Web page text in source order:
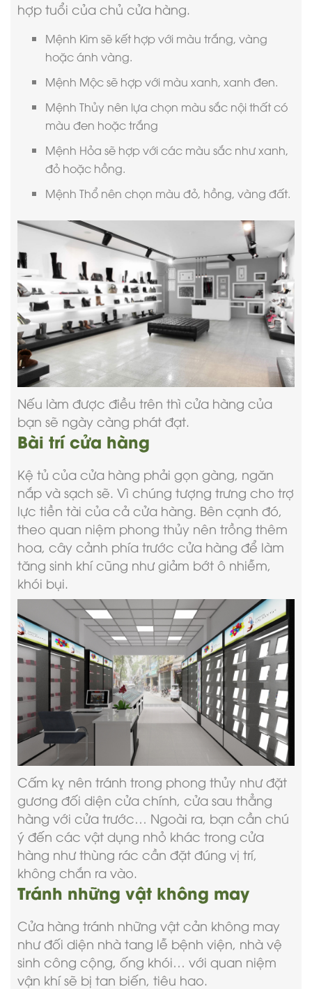
hợp tuổi của chủ cửa hàng.
Mệnh Kim sẽ kết hợp với màu trắng, vàng
hoặc ánh vàng.
Mệnh Mộc sẽ hợp với màu xanh, xanh đen.
Mệnh Thủy nên lựa chọn màu sắc nội thất có
màu đen hoặc trắng
Mệnh Hỏa sẽ hợp với các màu sắc như xanh,
đỏ hoặc hồng.
Mệnh Thổ nên chọn màu đỏ, hồng, vàng đất.
Nếu làm được điều trên thì cửa hàng của
bạn sẽ ngày càng phát đạt.
Bài trí cửa hàng
Kệ tủ của cửa hàng phải gọn gàng, ngăn
nắp và sạch sẽ. Vì chúng tượng trưng cho trợ
lực tiền tài của cả cửa hàng. Bên cạnh đó,
theo quan niệm phong thủy nên trồng thêm
hoa, cây cảnh phía trước cửa hàng để làm
tăng sinh khí cũng như giảm bớt ô nhiễm,
khói bụi.
Cấm kỵ nên tránh trong phong thủy như đặt
gương đối diện cửa chính, cửa sau thẳng
hàng với cửa trước… Ngoài ra, bạn cần chú
ý đến các vật dụng nhỏ khác trong cửa
hàng như thùng rác cần đặt đúng vị trí,
không chắn ra vào.
Tránh những vật không may
Cửa hàng tránh những vật cản không may
như đối diện nhà tang lễ bệnh viện, nhà vệ
sinh công cộng, ống khói… với quan niệm
vận khí sẽ bị tan biến, tiêu hao.